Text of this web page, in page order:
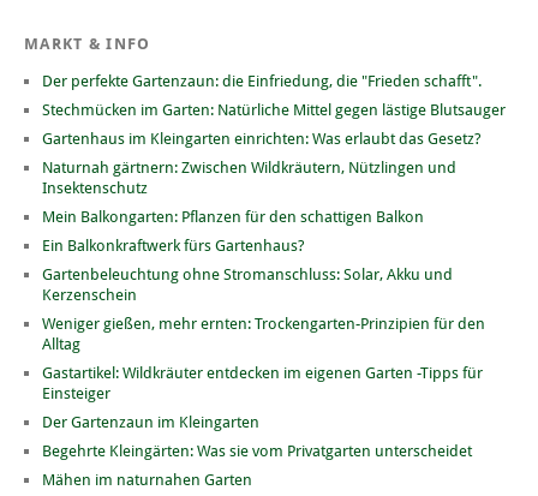
MARKT & INFO
Der perfekte Gartenzaun: die Einfriedung, die "Frieden schafft".
Stechmücken im Garten: Natürliche Mittel gegen lästige Blutsauger
Gartenhaus im Kleingarten einrichten: Was erlaubt das Gesetz?
Naturnah gärtnern: Zwischen Wildkräutern, Nützlingen und
Insektenschutz
Mein Balkongarten: Pflanzen für den schattigen Balkon
Ein Balkonkraftwerk fürs Gartenhaus?
Gartenbeleuchtung ohne Stromanschluss: Solar, Akku und
Kerzenschein
Weniger gießen, mehr ernten: Trockengarten-Prinzipien für den
Alltag
Gastartikel: Wildkräuter entdecken im eigenen Garten -Tipps für
Einsteiger
Der Gartenzaun im Kleingarten
Begehrte Kleingärten: Was sie vom Privatgarten unterscheidet
Mähen im naturnahen Garten